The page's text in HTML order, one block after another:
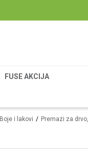
FUSE AKCIJA
Boje i lakovi Premazi za